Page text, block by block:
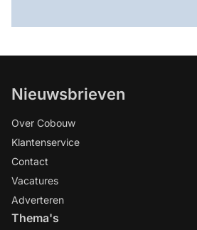
Nieuwsbrieven
Over Cobouw
Klantenservice
Contact
Vacatures
Adverteren
Thema's